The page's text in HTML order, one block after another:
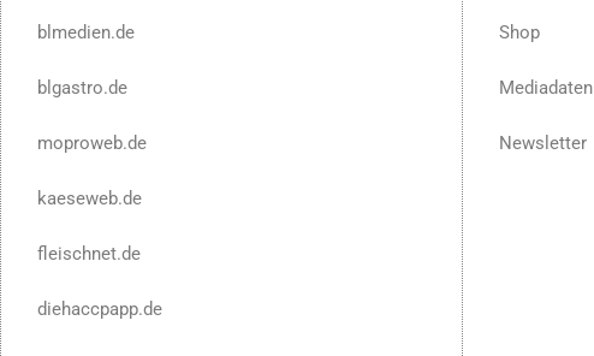
blmedien.de
blgastro.de
moproweb.de
kaeseweb.de
fleischnet.de
diehaccpapp.de
Shop
Mediadaten
Newsletter